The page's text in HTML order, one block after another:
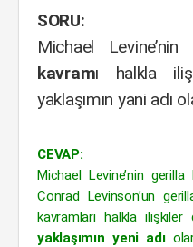
SORU:
Michael Levine’nin
kavramı halkla
yaklaşımın yani adı
CEVAP:
Michael Levine’nin
Conrad Levinson’un
kavramları halkla ilişkiler
yaklaşımın yeni adı